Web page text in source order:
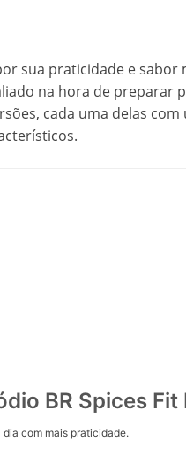
sua praticidade e sabor
na hora de preparar
cada uma delas
BR Spices Fit
dia com mais praticidade.